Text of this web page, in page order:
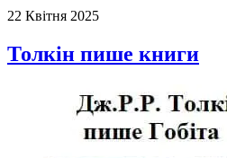
22 Квітня 2025
Толкін пише книги